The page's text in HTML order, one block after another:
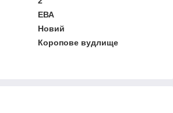
ЕВА
Новий
Коропове вудлище